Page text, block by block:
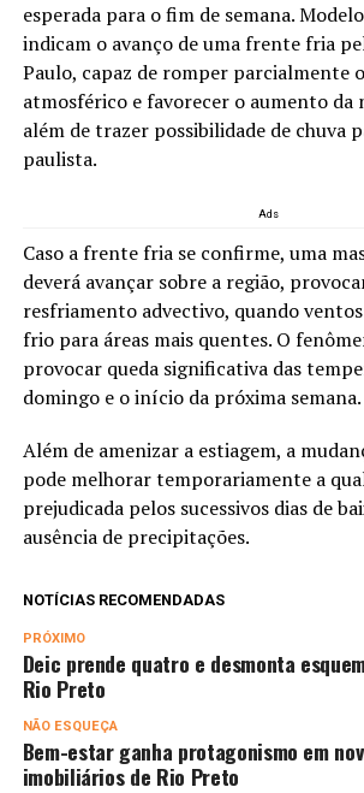
esperada para o fim de semana.
indicam o avanço de uma frente fria
Paulo, capaz de romper parcialmente
atmosférico e favorecer o aumento da
além de trazer possibilidade de chuva
paulista.
Ads
Caso a frente fria se confirme, uma
deverá avançar sobre a região,
resfriamento advectivo, quando
frio para áreas mais quentes. O
provocar queda significativa das
domingo e o início da próxima semana.
Além de amenizar a estiagem, a
pode melhorar temporariamente a
prejudicada pelos sucessivos dias de
ausência de precipitações.
NOTÍCIAS RECOMENDADAS
PRÓXIMO
Deic prende quatro e desmonta
Rio Preto
NÃO ESQUEÇA
Bem-estar ganha protagonismo em
imobiliários de Rio Preto